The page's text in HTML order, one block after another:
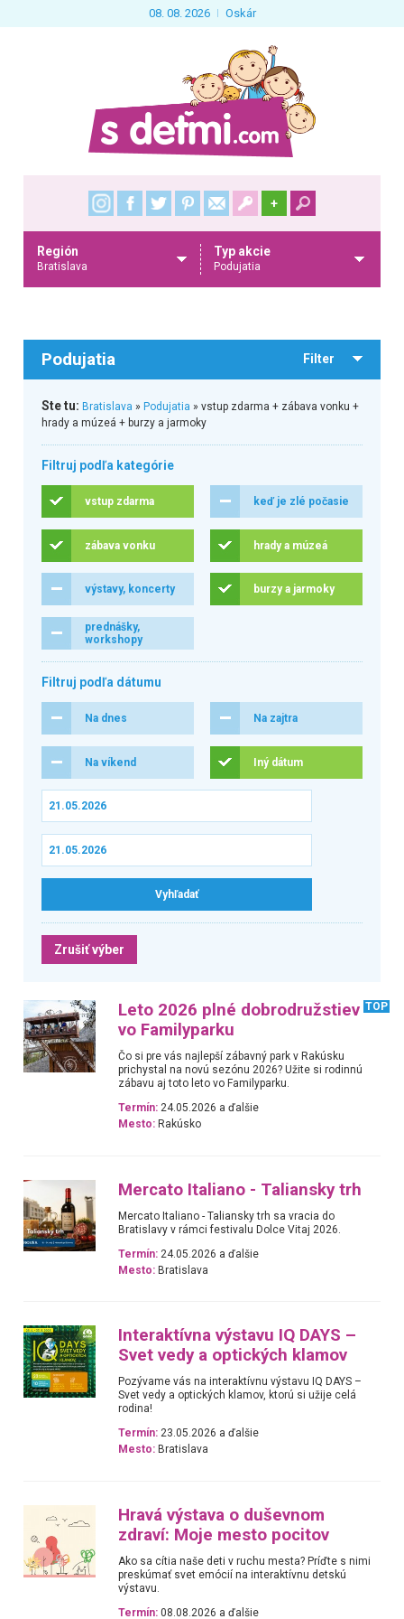
08. 08. 2026 Oskár
+
Región
Bratislava
Typ akcie
Podujatia
Podujatia Filter
Ste tu: Bratislava » Podujatia » vstup zdarma + zábava vonku +
hrady a múzeá + burzy a jarmoky
Filtruj podľa kategórie
vstup zdarma keď je zlé počasie
zábava vonku hrady a múzeá
výstavy, koncerty burzy a jarmoky
prednášky,
workshopy
Filtruj podľa dátumu
Na dnes Na zajtra
Na víkend Iný dátum
Zrušiť výber
Leto 2026 plné dobrodružstiev
vo Familyparku
TOP
Čo si pre vás najlepší zábavný park v Rakúsku
prichystal na novú sezónu 2026? Užite si rodinnú
zábavu aj toto leto vo Familyparku.
Termín: 24.05.2026 a ďalšie
Mesto: Rakúsko
Mercato Italiano - Taliansky trh
Mercato Italiano - Taliansky trh sa vracia do
Bratislavy v rámci festivalu Dolce Vitaj 2026.
Termín: 24.05.2026 a ďalšie
Mesto: Bratislava
Interaktívna výstavu IQ DAYS –
Svet vedy a optických klamov
Pozývame vás na interaktívnu výstavu IQ DAYS –
Svet vedy a optických klamov, ktorú si užije celá
rodina!
Termín: 23.05.2026 a ďalšie
Mesto: Bratislava
Hravá výstava o duševnom
zdraví: Moje mesto pocitov
Ako sa cítia naše deti v ruchu mesta? Príďte s nimi
preskúmať svet emócií na interaktívnu detskú
výstavu.
Termín: 08.08.2026 a ďalšie